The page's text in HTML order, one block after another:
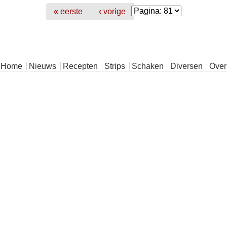
« eerste ‹ vorige
Home Nieuws Recepten Strips Schaken Diversen Over